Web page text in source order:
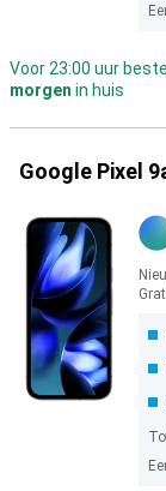
Voor 23:00 uur
morgen in huis
Google Pixel